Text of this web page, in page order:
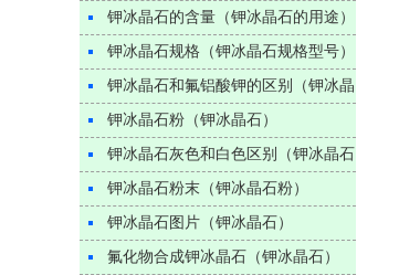
格）钾冰晶石的含量（钾冰晶石的用途）
钾冰晶石规格（钾冰晶石规格型号）
钾冰晶石和氟铝酸钾的区别（钾冰晶
石和氟铝酸钾有什么区别）
钾冰晶石粉（钾冰晶石）
钾冰晶石灰色和白色区别（钾冰晶石
白色和灰色的区别）
钾冰晶石粉末（钾冰晶石粉）
钾冰晶石图片（钾冰晶石）
氟化物合成钾冰晶石（钾冰晶石）